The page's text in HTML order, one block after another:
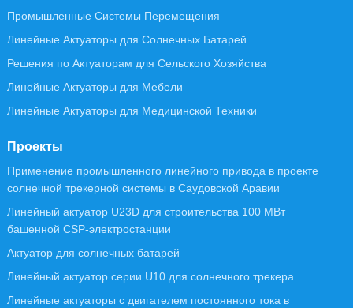
Промышленные Системы Перемещения
Линейные Актуаторы для Солнечных Батарей
Решения по Актуаторам для Сельского Хозяйства
Линейные Актуаторы для Мебели
Линейные Актуаторы для Медицинской Техники
Проекты
Применение промышленного линейного привода в проекте
солнечной трекерной системы в Саудовской Аравии
Линейный актуатор U23D для строительства 100 МВт
башенной CSP-электростанции
Актуатор для солнечных батарей
Линейный актуатор серии U10 для солнечного трекера
Линейные актуаторы с двигателем постоянного тока в